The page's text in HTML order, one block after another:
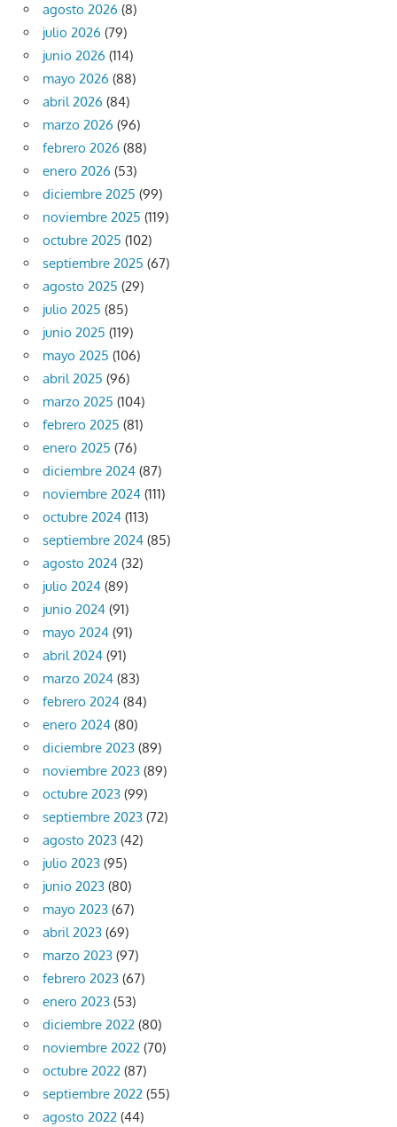
agosto 2026 (8)
julio 2026 (79)
junio 2026 (114)
mayo 2026 (88)
abril 2026 (84)
marzo 2026 (96)
febrero 2026 (88)
enero 2026 (53)
diciembre 2025 (99)
noviembre 2025 (119)
octubre 2025 (102)
septiembre 2025 (67)
agosto 2025 (29)
julio 2025 (85)
junio 2025 (119)
mayo 2025 (106)
abril 2025 (96)
marzo 2025 (104)
febrero 2025 (81)
enero 2025 (76)
diciembre 2024 (87)
noviembre 2024 (111)
octubre 2024 (113)
septiembre 2024 (85)
agosto 2024 (32)
julio 2024 (89)
junio 2024 (91)
mayo 2024 (91)
abril 2024 (91)
marzo 2024 (83)
febrero 2024 (84)
enero 2024 (80)
diciembre 2023 (89)
noviembre 2023 (89)
octubre 2023 (99)
septiembre 2023 (72)
agosto 2023 (42)
julio 2023 (95)
junio 2023 (80)
mayo 2023 (67)
abril 2023 (69)
marzo 2023 (97)
febrero 2023 (67)
enero 2023 (53)
diciembre 2022 (80)
noviembre 2022 (70)
octubre 2022 (87)
septiembre 2022 (55)
agosto 2022 (44)